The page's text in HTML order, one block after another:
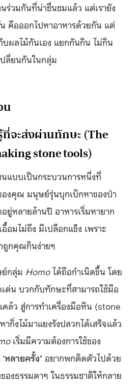
ร่วมกันที่น่าชื่นชมแล้ว แต่เรายัง
คือออกไปหาอาหารด้วยกัน แต่
บผลไม้กันเอง แยกกันกิน ไม่กิน
ลี่ยนกันในกลุ่ม
น
จะส่งผ่านทักษะ (The
stone tools)
นแบบเป็นกระบวนการหนึ่งที่
องคุณ มนุษย์รุ่นบุกเบิกหาของป่า
หลายล้านปี อาหารเริ่มหายาก
อมไม่ถึง มีเปลือกแข็ง เพราะ
ถูกคุณกินง่ายๆ
ย์กลุ่ม Homoได้ถือกำเนิดขึ้น โดย
ด่น บวกกับทักษะที่สามารถใช้มือ
ล้ว สู่การทำเครื่องมือหิน (stone
กิ่งไม้มาแยงรังปลวกได้เสร็จแล้ว
เริ่มมีความต้องการใช้ของ
หลายครั้ง’ อยากพกติดตัวไปด้วย
องธรรมดาๆ ในธรรมชาติให้กลาย